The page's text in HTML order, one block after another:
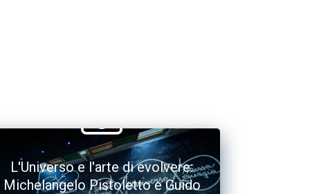
L'Universo e l'arte di evolvere:
Michelangelo Pistoletto e Guido